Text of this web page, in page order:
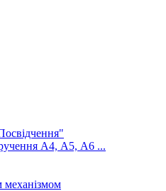
А4, А5, А6 ...
механізмом